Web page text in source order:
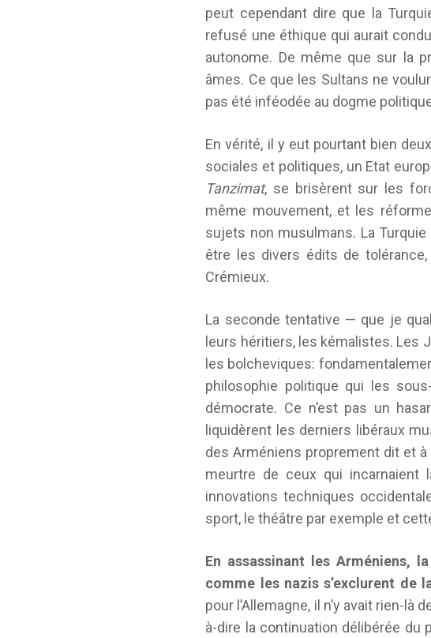
peut cependant dire que la
refusé une éthique qui aurait
autonome. De même que sur la
âmes. Ce que les Sultans ne
pas été inféodée au dogme
En vérité, il y eut pourtant bien
sociales et politiques, un Etat
Tanzimat, se brisèrent sur les
même mouvement, et les
sujets non musulmans. La Turquie
être les divers édits de
Crémieux.
La seconde tentative — que je
leurs héritiers, les kémalistes.
les bolcheviques:
philosophie politique qui les
démocrate. Ce n’est pas un
liquidèrent les derniers libéraux
des Arméniens proprement dit et
meurtre de ceux qui incarnaient
innovations techniques
sport, le théâtre par exemple et
En assassinant les Arméniens,
comme les nazis s’exclurent de
pour l’Allemagne, il n’y avait rien-
à-dire la continuation délibérée